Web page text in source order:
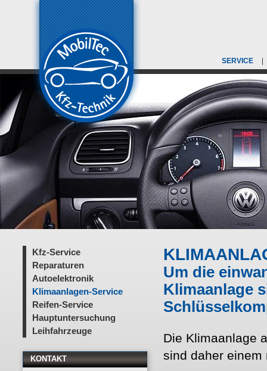
SERVICE
Kfz-Service
Reparaturen
Autoelektronik
Klimaanlagen-Service
Reifen-Service
Hauptuntersuchung
Leihfahrzeuge
KONTAKT
Um die
Klimaanlage
Die Klimaanlage
sind daher einem